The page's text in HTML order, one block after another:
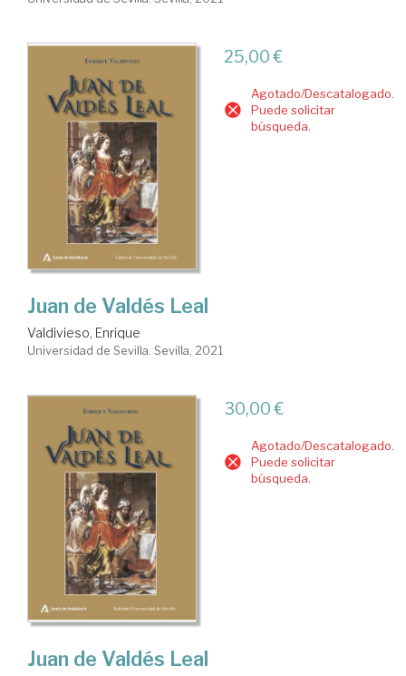
25,00 €
Agotado/Descatalogado.
Puede solicitar
búsqueda.
Juan de Valdés Leal
Valdivieso, Enrique
Universidad de Sevilla. Sevilla, 2021
30,00 €
Agotado/Descatalogado.
Puede solicitar
búsqueda.
Juan de Valdés Leal